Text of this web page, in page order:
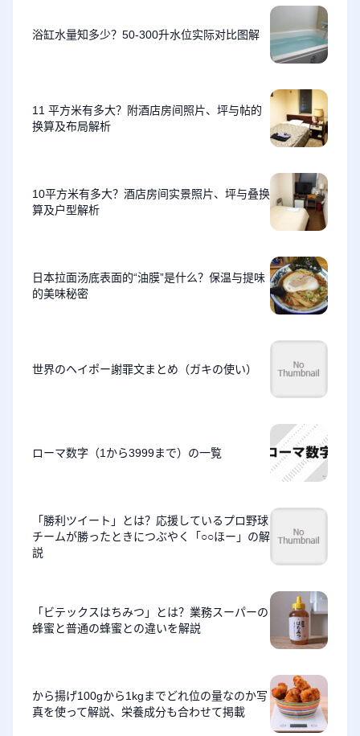
浴缸水量知多少？50-300升水位实际对比图解
11 平方米有多大？附酒店房间照片、坪与帖的
换算及布局解析
10平方米有多大？酒店房间实景照片、坪与叠换
算及户型解析
日本拉面汤底表面的“油膜”是什么？保温与提味
的美味秘密
世界のヘイポー謝罪文まとめ（ガキの使い）
ローマ数字（1から3999まで）の一覧
「勝利ツイート」とは？応援しているプロ野球
チームが勝ったときにつぶやく「○○ほー」の解
説
「ビテックスはちみつ」とは？業務スーパーの
蜂蜜と普通の蜂蜜との違いを解説
から揚げ100gから1kgまでどれ位の量なのか写
真を使って解説、栄養成分も合わせて掲載